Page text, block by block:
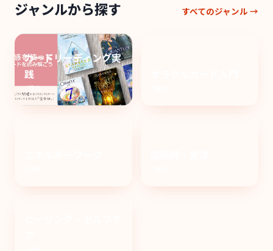
ジャンルから探す すべてのジャンル →
カードリーディング実
践
7講座